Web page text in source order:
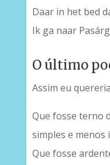
Daar in het bed
Ik ga naar
O último
Assim eu
Que fosse terno
simples e menos
Que fosse